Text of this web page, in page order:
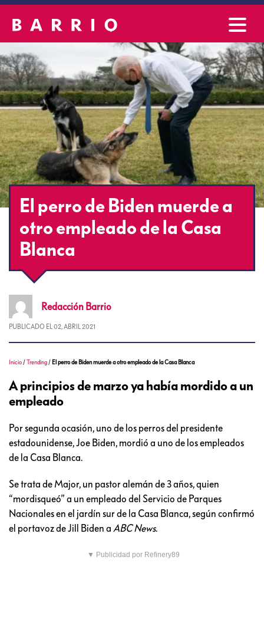
El perro de Biden muerde a
otro empleado de la Casa
Blanca
Redacción Barrio
PUBLICADO EL 02, ABRIL 2021
Inicio /Trending / El perro de Biden muerde a otro empleado de la Casa Blanca
A principios de marzo ya había mordido a un
empleado
Por segunda ocasión, uno de los perros del presidente
estadounidense, Joe Biden, mordió a uno de los empleados
de la Casa Blanca.
Se trata de Major, un pastor alemán de 3 años, quien
“mordisqueó” a un empleado del Servicio de Parques
Nacionales en el jardín sur de la Casa Blanca, según confirmó
el portavoz de Jill Biden a ABC News.
▼ Publicidad por Refinery89